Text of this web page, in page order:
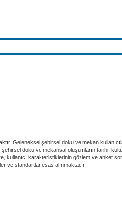
Geleneksel şehirsel doku ve mekan
doku ve mekansal oluşumların tarihi,
karakteristiklerinin gözlem ve anket
ve standartlar esas alınmaktadır.